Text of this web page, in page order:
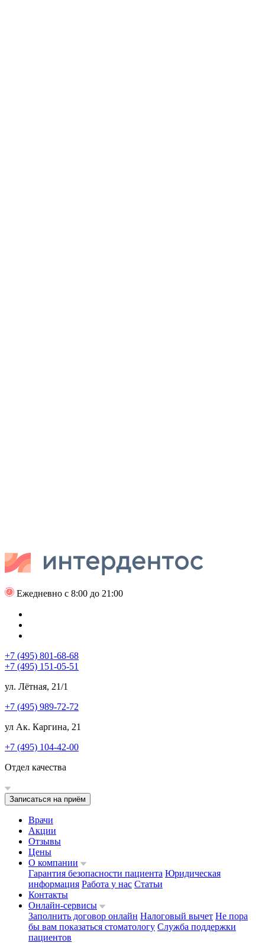
Ежедневно с 8:00 до 21:00
+7 (495) 801-68-68
+7 (495) 151-05-51
ул. Лётная, 21/1
+7 (495) 989-72-72
ул Ак. Каргина, 21
+7 (495) 104-42-00
Отдел качества
Записаться на приём
Врачи
Акции
Отзывы
Цены
О компании
Гарантия безопасности пациента Юридическая
информация Работа у нас Статьи
Контакты
Онлайн-сервисы
Заполнить договор онлайн Налоговый вычет Не пора
бы вам показаться стоматологу Служба поддержки
пациентов